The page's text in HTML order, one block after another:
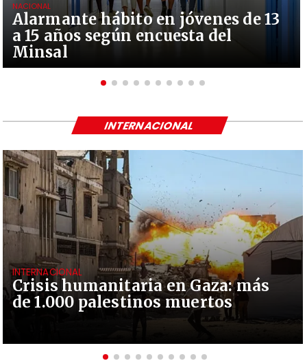
Alarmante hábito en jóvenes de 13
a 15 años según encuesta del
Minsal
NACIONAL
Crisis humanitaria en Gaza: más
de 1.000 palestinos muertos
INTERNACIONAL
INTERNACIONAL